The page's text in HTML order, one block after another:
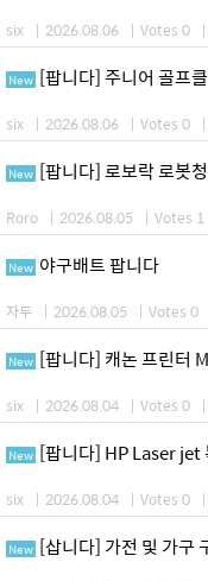
six | 2026.08.06 | Votes 0 |
New [팝니다] 주니어 골프
six | 2026.08.06 | Votes 0 |
New [팝니다] 로보락 로봇
Roro | 2026.08.05 | Votes 1
New 야구배트 팝니다
자두 | 2026.08.05 | Votes 0
New [팝니다] 캐논 프린터
six | 2026.08.04 | Votes 0 |
New [팝니다] HP Laser jet
six | 2026.08.04 | Votes 0 |
New [삽니다] 가전 및 가구